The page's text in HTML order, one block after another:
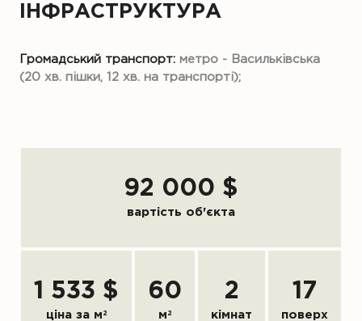
ІНФРАСТРУКТУРА
Громадський транспорт: метро - Васильківська
(20 хв. пішки, 12 хв. на транспорті);
92 000 $
вартість об'єкта
1 533 $
ціна за м 2
60
м 2
2
кімнат
17
поверх